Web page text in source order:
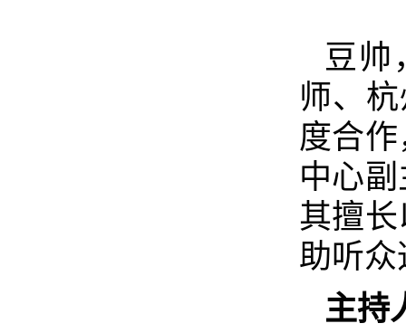
豆帅
师、
度合
中心
其擅
助听
主持